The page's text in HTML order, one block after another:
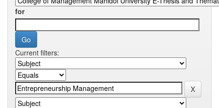
for
Current filters: